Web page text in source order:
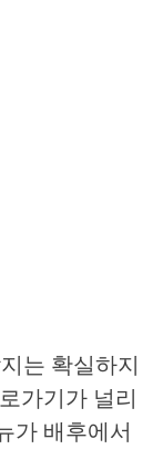
는 확실하지
가기가 널리
가 배후에서